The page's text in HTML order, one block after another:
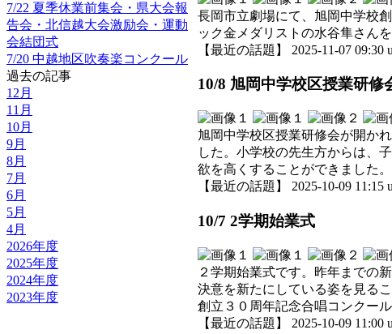
7/22 夏季休業前集会・県大会報
告会・北信越大会激励会・運動
会結団式
7/20 中越地区吹奏楽コンクール
過去の記事
12月
11月
10月
9月
8月
7月
6月
5月
4月
2026年度
2025年度
2024年度
2023年度
長岡市立劇場にて、旭岡中学校
ック金メダリストの水谷隼さん
【最近の話題】 2025-11-07 09:30
10/8 旭岡中学校区授業研修
旭岡中学校区授業研修会が開か
した。小学校の先生方からは、
欲を高くすることができました。
【最近の話題】 2025-10-09 11:15
10/7 2学期始業式
２学期始業式です。昨年までの
決意を新たにしている姿を見る
創立３０周年記念合唱コンクー
【最近の話題】 2025-10-09 11:00